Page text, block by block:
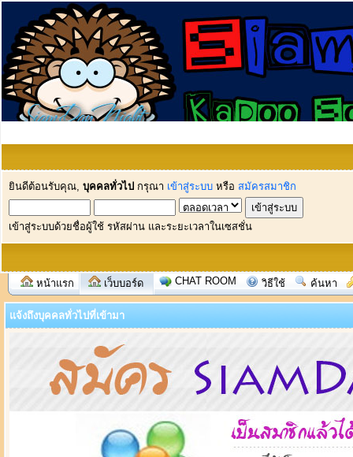
ยินดีต้อนรับคุณ, บุคคลทั่วไป กรุณา เข้าสู่ระบบ หรือ สมัครสมาชิก
เข้าสู่ระบบด้วยชื่อผู้ใช้ รหัสผ่าน และระยะเวลาในเซสชั่น
หน้าแรก เว็บบอร์ด CHAT ROOM วิธีใช้ ค้นหา
แจ้งถึงบุคคลทั่วไปที่เข้ามา